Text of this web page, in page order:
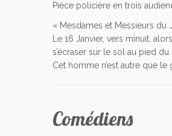
Pièce policière en trois
« Mesdames et Messieurs du
Le 16 Janvier, vers minuit,
s’écraser sur le sol au pied du
Cet homme n’est autre que
Comédiens